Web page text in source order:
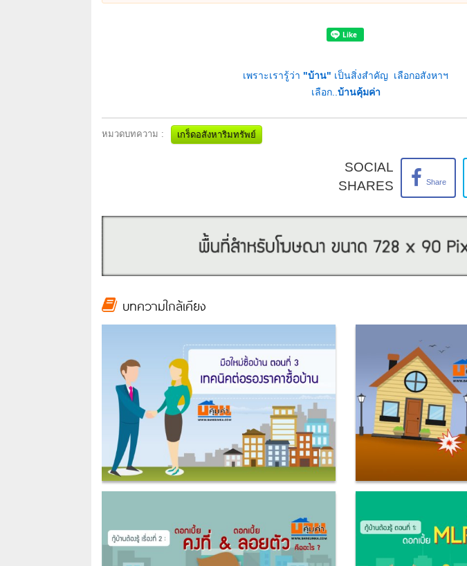
เพราะเรารู้ว่า "บ้าน" เป็นสิ่งสำคัญ เลือกอสังหาฯ
เลือก.. บ้านคุ้มค่า
หมวดบทความ : เกร็ดอสังหาริมทรัพย์
SOCIAL
SHARES
Share
บทความใกล้เคียง